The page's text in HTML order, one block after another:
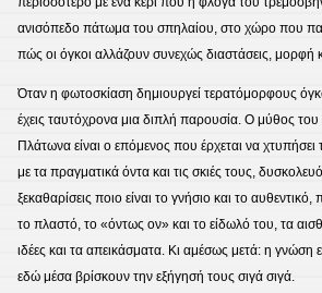
ανισόπεδο πάτωμα του σπηλαίου, στο χώρο που
πώς οι όγκοι αλλάζουν συνεχώς διαστάσεις, μορφή
Όταν η φωτοσκίαση δημιουργεί τερατόμορφους
έχεις ταυτόχρονα μια διπλή παρουσία. Ο μύθος
Πλάτωνα είναι ο επόμενος που έρχεται να
με τα πραγματικά όντα και τις σκιές τους,
ξεκαθαρίσεις ποιο είναι το γνήσιο και το
το πλαστό, το «όντως ον» και το είδωλό του, τα
ιδέες και τα απεικάσματα. Κι αμέσως μετά: η γνώση
εδώ μέσα βρίσκουν την εξήγησή τους σιγά σιγά.